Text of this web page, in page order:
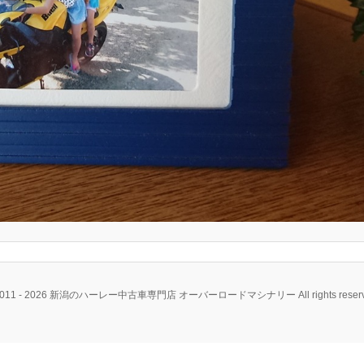
- 2026 新潟のハーレー中古車専門店 オーバーロードマシナリー All rights